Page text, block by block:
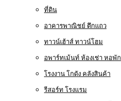
ที่ดิน
อาคารพาณิชย์ ตึกแถว
ทาวน์เฮ้าส์ ทาวน์โฮม
อพาร์ทเม้นท์ ห้องเช่า หอพัก
โรงงาน โกดัง คลังสินค้า
รีสอร์ท โรงแรม